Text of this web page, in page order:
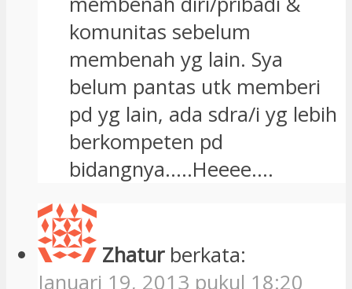
Zhatur berkata:
Januari 19, 2013 pukul 18:20
Mantap saudara! Maju dunia!
Balas
Januari 19, 2013 pukul 12:07